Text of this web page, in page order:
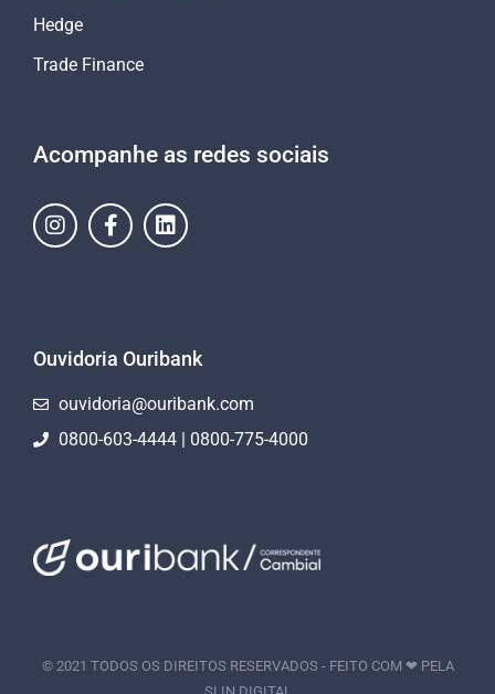
Hedge
Trade Finance
Acompanhe as redes sociais
Ouvidoria Ouribank
ouvidoria@ouribank.com
0800-603-4444 | 0800-775-4000
© 2021 TODOS OS DIREITOS RESERVADOS - FEITO COM ❤ PELA